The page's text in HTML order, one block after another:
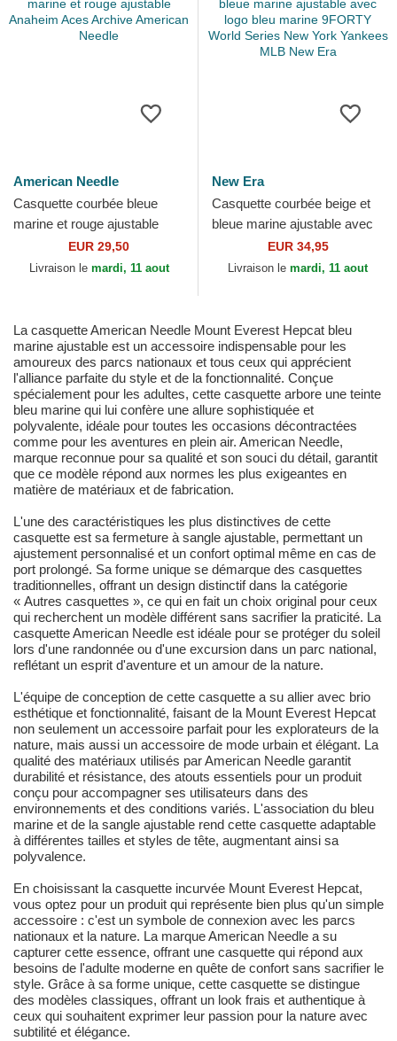
American Needle
Casquette courbée bleue
marine et rouge ajustable
Anaheim Aces Archive
American Needle
EUR 29,50
Livraison le mardi, 11 aout
New Era
Casquette courbée beige et
bleue marine ajustable avec
logo bleu marine 9FORTY
World Series New...
EUR 34,95
Livraison le mardi, 11 aout
La casquette American Needle Mount Everest Hepcat bleu
marine ajustable est un accessoire indispensable pour les
amoureux des parcs nationaux et tous ceux qui apprécient
l'alliance parfaite du style et de la fonctionnalité. Conçue
spécialement pour les adultes, cette casquette arbore une teinte
bleu marine qui lui confère une allure sophistiquée et
polyvalente, idéale pour toutes les occasions décontractées
comme pour les aventures en plein air. American Needle,
marque reconnue pour sa qualité et son souci du détail, garantit
que ce modèle répond aux normes les plus exigeantes en
matière de matériaux et de fabrication.
L'une des caractéristiques les plus distinctives de cette
casquette est sa fermeture à sangle ajustable, permettant un
ajustement personnalisé et un confort optimal même en cas de
port prolongé. Sa forme unique se démarque des casquettes
traditionnelles, offrant un design distinctif dans la catégorie
« Autres casquettes », ce qui en fait un choix original pour ceux
qui recherchent un modèle différent sans sacrifier la praticité. La
casquette American Needle est idéale pour se protéger du soleil
lors d'une randonnée ou d'une excursion dans un parc national,
reflétant un esprit d'aventure et un amour de la nature.
L'équipe de conception de cette casquette a su allier avec brio
esthétique et fonctionnalité, faisant de la Mount Everest Hepcat
non seulement un accessoire parfait pour les explorateurs de la
nature, mais aussi un accessoire de mode urbain et élégant. La
qualité des matériaux utilisés par American Needle garantit
durabilité et résistance, des atouts essentiels pour un produit
conçu pour accompagner ses utilisateurs dans des
environnements et des conditions variés. L'association du bleu
marine et de la sangle ajustable rend cette casquette adaptable
à différentes tailles et styles de tête, augmentant ainsi sa
polyvalence.
En choisissant la casquette incurvée Mount Everest Hepcat,
vous optez pour un produit qui représente bien plus qu'un simple
accessoire : c'est un symbole de connexion avec les parcs
nationaux et la nature. La marque American Needle a su
capturer cette essence, offrant une casquette qui répond aux
besoins de l'adulte moderne en quête de confort sans sacrifier le
style. Grâce à sa forme unique, cette casquette se distingue
des modèles classiques, offrant un look frais et authentique à
ceux qui souhaitent exprimer leur passion pour la nature avec
subtilité et élégance.